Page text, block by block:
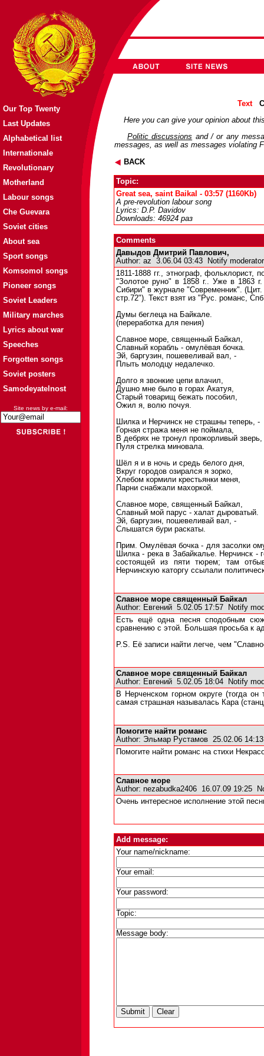
Our Top Twenty
Last Updates
Alphabetical list
Internationale
Revolutionary
Motherland
Labour songs
Che Guevara
Soviet cities
About sea
Sport songs
Komsomol songs
Pioneer songs
Soviet Leaders
Military marches
Lyrics about war
Speeches
Forgotten songs
Soviet posters
Samodeyatelnost
Site news by e-mail:
Text
Here you can give your opinion about
Politic discussions and / or any
messages, as well as messages violating
BACK
Topic:
Great sea, saint Baikal - 03:57 (1160Kb)
A pre-revolution labour song
Lyrics: D.P. Davidov
Downloads: 46924 раз
Comments
Давыдов Дмитрий Павлович,
Author: az 3.06.04 03:43
Notify moderator
1811-1888 гг., этнограф, фольклорист,
"Золотое руно" в 1858 г.. Уже в 1863
Сибири" в журнале "Современник".
стр.72"). Текст взят из "Рус. романс,
Думы беглеца на Байкале.
(переработка для пения)
Славное море, священный Байкал,
Славный корабль - омулёвая бочка.
Эй, баргузин, пошевеливай вал, -
Плыть молодцу недалечко.
Долго я звонкие цепи влачил,
Душно мне было в горах Акатуя,
Старый товарищ бежать пособил,
Ожил я, волю почуя.
Шилка и Нерчинск не страшны теперь, -
Горная стража меня не поймала,
В дебрях не тронул прожорливый зверь,
Пуля стрелка миновала.
Шёл я и в ночь и средь белого дня,
Вкруг городов озирался я зорко,
Хлебом кормили крестьянки меня,
Парни снабжали махоркой.
Славное море, священный Байкал,
Славный мой парус - халат дыроватый.
Эй, баргузин, пошевеливай вал, -
Слышатся бури раскаты.
Прим. Омулёвая бочка - для засолки
Шилка - река в Забайкалье. Нерчинск -
состоящей из пяти тюрем; там
Нерчинскую каторгу ссылали
Славное море священный Байкал
Author: Евгений 5.02.05 17:57
Notify
Есть ещё одна песня сподобным
сравнению с этой. Большая просьба к
P.S. Её записи найти легче, чем
Славное море священный Байкал
Author: Евгений 5.02.05 18:04
Notify
В Нерченском горном округе (тогда
самая страшная называлась Кара
Помогите найти романс
Author: Эльмар Рустамов 25.02.06
Помогите найти романс на стихи
Славное море
Author: nezabudka2406 16.07.09 19:25
Очень интересное исполнение этой
Add message:
Your name/nickname:
Your email:
Your password:
Topic:
Message body: